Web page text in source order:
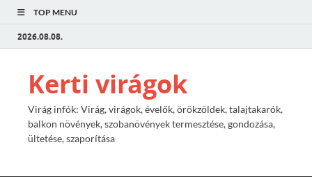
TOP MENU
2026.08.08.
Kerti virágok
Virág infók: Virág, virágok, évelők, örökzöldek, talajtakarók,
balkon növények, szobanövények termesztése, gondozása,
ültetése, szaporítása